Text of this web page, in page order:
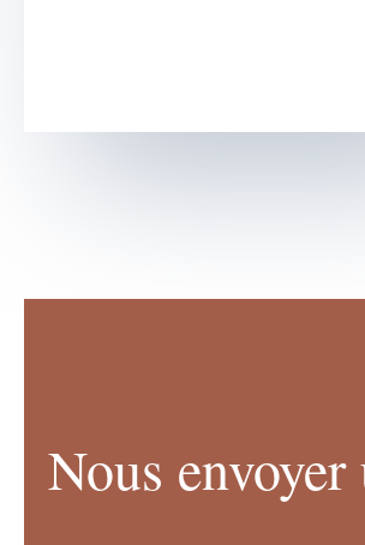
Nous envoyer